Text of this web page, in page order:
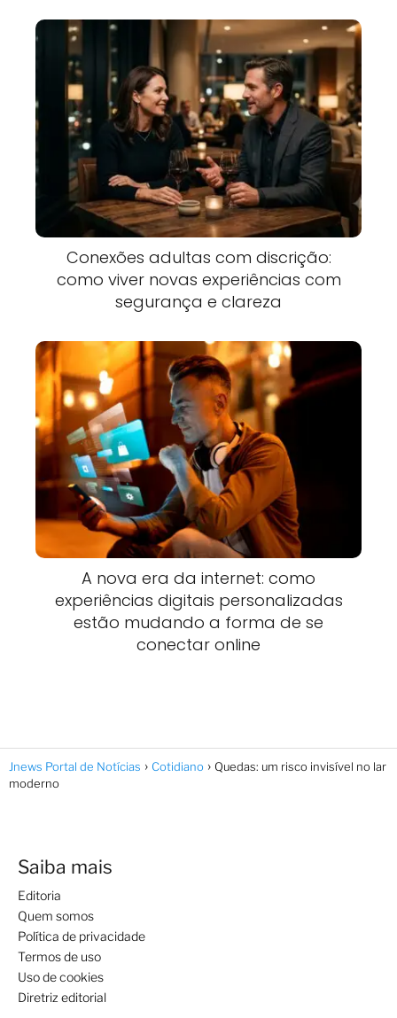
Conexões adultas com discrição:
como viver novas experiências com
segurança e clareza
A nova era da internet: como
experiências digitais personalizadas
estão mudando a forma de se
conectar online
Jnews Portal de Notícias Cotidiano
Quedas: um risco invisível no lar
moderno
Saiba mais
Editoria
Quem somos
Política de privacidade
Termos de uso
Uso de cookies
Diretriz editorial